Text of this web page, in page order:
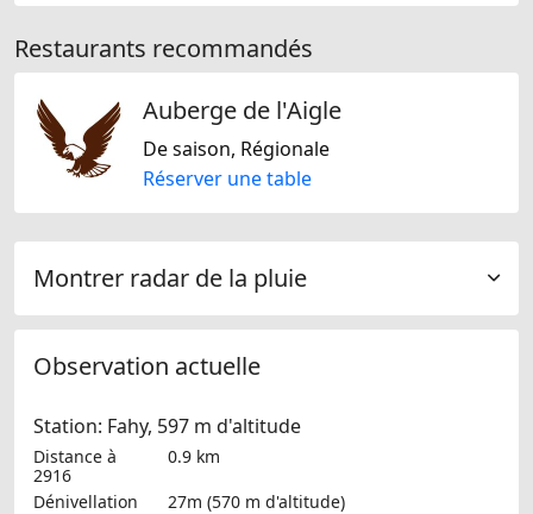
Restaurants recommandés
Auberge de l'Aigle
De saison, Régionale
Réserver une table
Montrer radar de la pluie
Observation actuelle
Station: Fahy, 597 m d'altitude
Distance à
2916
0.9 km
Dénivellation
27m (570 m d'altitude)